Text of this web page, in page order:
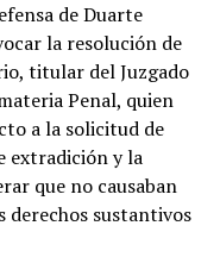
de Duarte
la resolución de
titular del Juzgado
Penal, quien
a la solicitud de
extradición y la
que no causaban
derechos sustantivos